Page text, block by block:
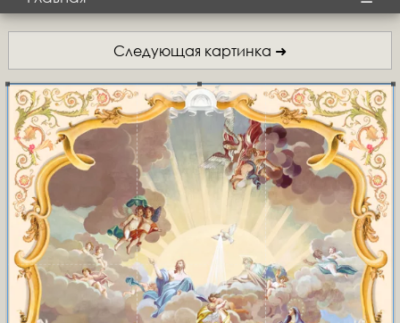
Следующая картинка ➜